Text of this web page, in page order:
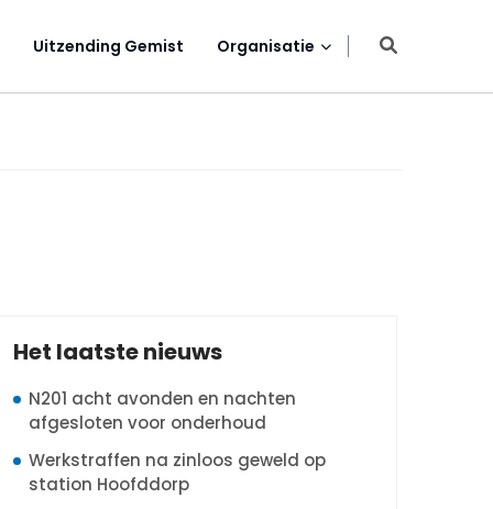
Uitzending Gemist Organisatie
Het laatste nieuws
N201 acht avonden en nachten
afgesloten voor onderhoud
Werkstraffen na zinloos geweld op
station Hoofddorp